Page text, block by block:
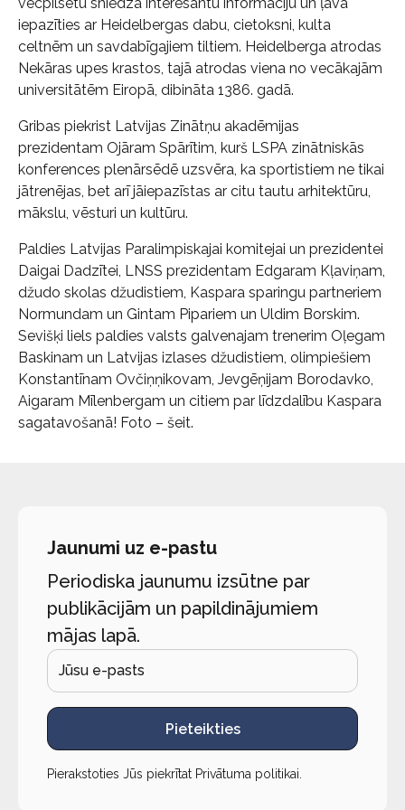
iepazīties ar Heidelbergas dabu, cietoksni, kulta
celtnēm un savdabīgajiem tiltiem. Heidelberga atrodas
Nekāras upes krastos, tajā atrodas viena no vecākajām
universitātēm Eiropā, dibināta 1386. gadā.
Gribas piekrist Latvijas Zinātņu akadēmijas
prezidentam Ojāram Spārītim, kurš LSPA zinātniskās
konferences plenārsēdē uzsvēra, ka sportistiem ne tikai
jātrenējas, bet arī jāiepazīstas ar citu tautu arhitektūru,
mākslu, vēsturi un kultūru.
Paldies Latvijas Paralimpiskajai komitejai un prezidentei
Daigai Dadzītei, LNSS prezidentam Edgaram Kļaviņam,
džudo skolas džudistiem, Kaspara sparingu partneriem
Normundam un Gintam Pipariem un Uldim Borskim.
Sevišķi liels paldies valsts galvenajam trenerim Oļegam
Baskinam un Latvijas izlases džudistiem, olimpiešiem
Konstantīnam Ovčiņņikovam, Jevgēņijam Borodavko,
Aigaram Mīlenbergam un citiem par līdzdalību Kaspara
sagatavošanā! Foto – šeit.
Jaunumi uz e-pastu
Periodiska jaunumu izsūtne par
publikācijām un papildinājumiem
mājas lapā.
Pieteikties
Pierakstoties Jūs piekrītat Privātuma politikai